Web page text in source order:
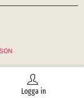
Logga in